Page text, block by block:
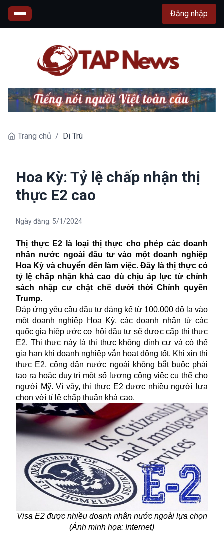
Đăng nhập
Trang chủ / Di Trú
Hoa Kỳ: Tỷ lệ chấp nhận thị
thực E2 cao
Ngày đăng: 5/1/2024
Thị thực E2 là loại thị thực cho phép các doanh
nhân nước ngoài đầu tư vào một doanh nghiệp
Hoa Kỳ và chuyển đến làm việc. Đây là thị thực có
tỷ lệ chấp nhận khá cao dù chịu áp lực từ chính
sách nhập cư chặt chẽ dưới thời Chính quyền
Trump.
Đáp ứng yêu cầu đầu tư đáng kể từ 100.000 đô la vào
một doanh nghiệp Hoa Kỳ, các doanh nhân từ các
quốc gia hiệp ước cơ hội đầu tư sẽ được cấp thị thực
E2. Thị thực này là thị thực không định cư và có thể
gia hạn khi doanh nghiệp vẫn hoạt động tốt. Khi xin thị
thực E2, công dân nước ngoài không bắt buộc phải
tạo ra hoặc duy trì một số lượng công việc cụ thể cho
người Mỹ. Vì vậy, thị thực E2 được nhiều người lựa
chọn với tỉ lệ chấp thuận khá cao.
Visa E2 được nhiều doanh nhân nước ngoài lựa chọn
(Ảnh minh họa: Internet)